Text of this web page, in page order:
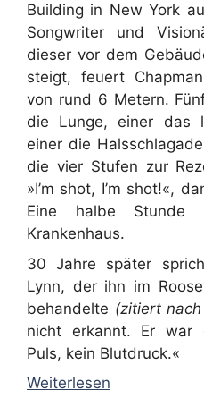
Building in New York
Songwriter und
dieser vor dem
steigt, feuert
von rund 6 Metern.
die Lunge, einer das
einer die
die vier Stufen zur
»I’m shot, I’m shot!«,
Eine halbe
Krankenhaus.
30 Jahre später
Lynn, der ihn im
behandelte (zitiert
nicht erkannt. Er war
Puls, kein Blutdruck.«
Weiterlesen